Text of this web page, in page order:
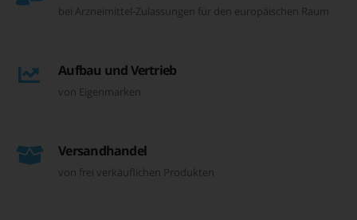
bei Arzneimittel-Zulassungen für den europäischen Raum
Aufbau und Vertrieb
von Eigenmarken
Versandhandel
von frei verkäuflichen Produkten